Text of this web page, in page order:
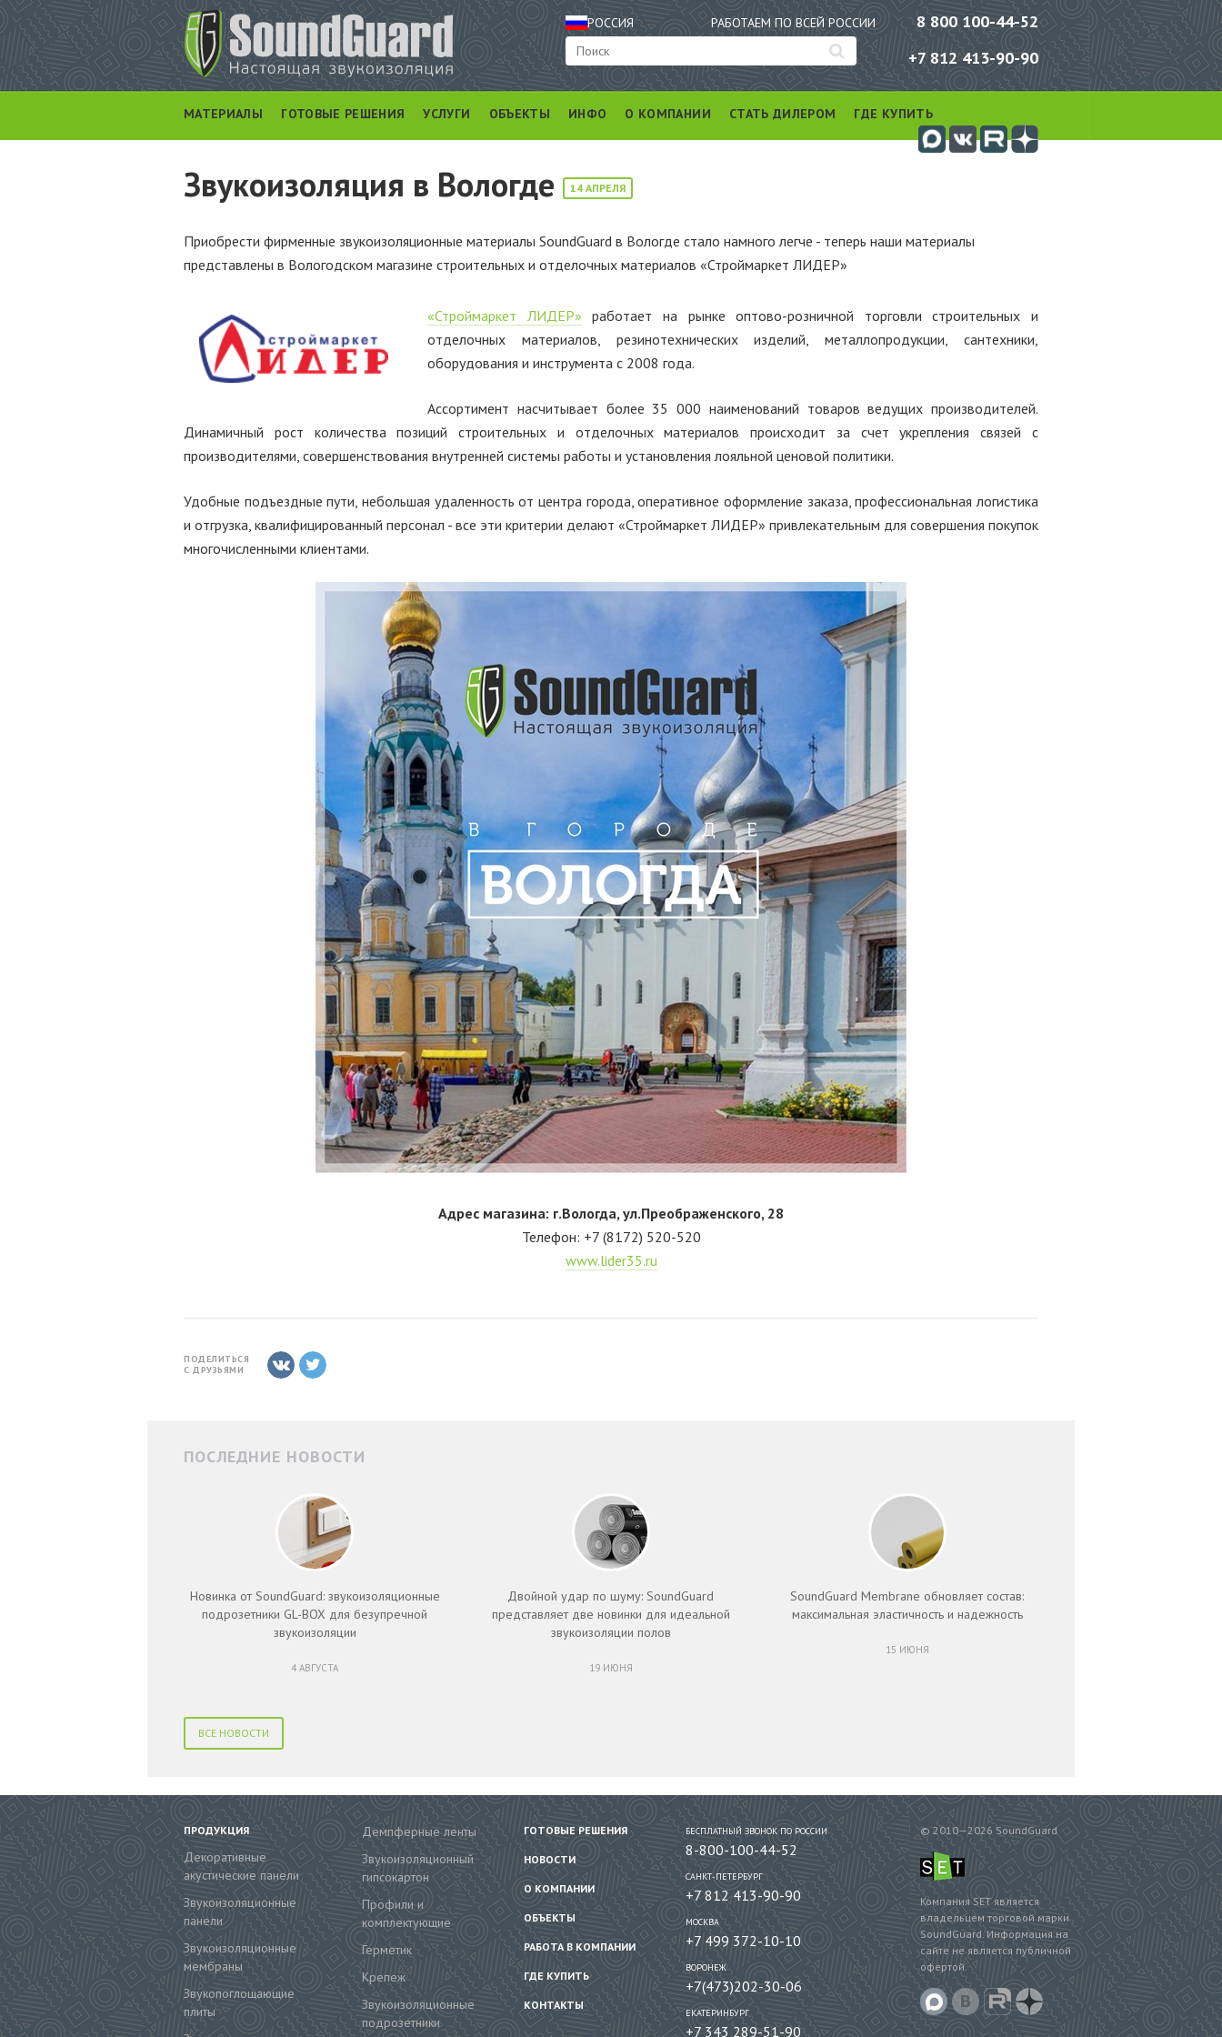
РОССИЯ РАБОТАЕМ ПО ВСЕЙ РОССИИ
8 800 100-44-52
+7 812 413-90-90
МАТЕРИАЛЫ ГОТОВЫЕ РЕШЕНИЯ УСЛУГИ ОБЪЕКТЫ ИНФО О КОМПАНИИ СТАТЬ ДИЛЕРОМ ГДЕ КУПИТЬ
Звукоизоляция в Вологде 14 АПРЕЛЯ
Приобрести фирменные звукоизоляционные материалы SoundGuard в Вологде стало намного легче - теперь наши материалы
представлены в Вологодском магазине строительных и отделочных материалов «Строймаркет ЛИДЕР»
«Строймаркет ЛИДЕР» работает на рынке оптово-розничной торговли строительных и
отделочных материалов, резинотехнических изделий, металлопродукции, сантехники,
оборудования и инструмента с 2008 года.
Ассортимент насчитывает более 35 000 наименований товаров ведущих производителей.
Динамичный рост количества позиций строительных и отделочных материалов происходит за счет укрепления связей с
производителями, совершенствования внутренней системы работы и установления лояльной ценовой политики.
Удобные подъездные пути, небольшая удаленность от центра города, оперативное оформление заказа, профессиональная логистика
и отгрузка, квалифицированный персонал - все эти критерии делают «Строймаркет ЛИДЕР» привлекательным для совершения покупок
многочисленными клиентами.
Адрес магазина: г.Вологда, ул.Преображенского, 28
Телефон: +7 (8172) 520-520
www.lider35.ru
ПОДЕЛИТЬСЯ
С ДРУЗЬЯМИ
ПОСЛЕДНИЕ НОВОСТИ
Новинка от SoundGuard: звукоизоляционные
подрозетники GL-BOX для безупречной
звукоизоляции
4 АВГУСТА
Двойной удар по шуму: SoundGuard
представляет две новинки для идеальной
звукоизоляции полов
19 ИЮНЯ
SoundGuard Membrane обновляет состав:
максимальная эластичность и надежность
15 ИЮНЯ
ВСЕ НОВОСТИ
ПРОДУКЦИЯ
Декоративные
акустические панели
Звукоизоляционные
панели
Звукоизоляционные
мембраны
Звукопоглощающие
плиты
Демпферные ленты
Звукоизоляционный
гипсокартон
Профили и
комплектующие
Герметик
Крепеж
Звукоизоляционные
подрозетники
ГОТОВЫЕ РЕШЕНИЯ
НОВОСТИ
О КОМПАНИИ
ОБЪЕКТЫ
РАБОТА В КОМПАНИИ
ГДЕ КУПИТЬ
КОНТАКТЫ
БЕСПЛАТНЫЙ ЗВОНОК ПО РОССИИ
8-800-100-44-52
САНКТ-ПЕТЕРБУРГ
+7 812 413-90-90
МОСКВА
+7 499 372-10-10
ВОРОНЕЖ
+7(473)202-30-06
ЕКАТЕРИНБУРГ
+7 343 289-51-90
© 2010—2026 SoundGuard
Компания SET является
владельцем торговой марки
SoundGuard. Информация на
сайте не является публичной
офертой.